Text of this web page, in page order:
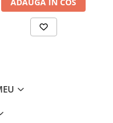
din cele mai bune
monitorizata, lucru